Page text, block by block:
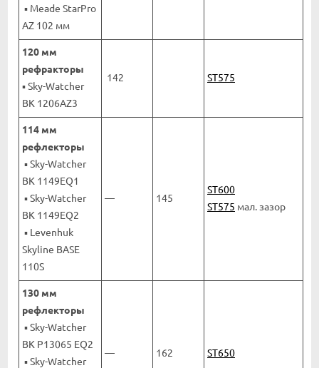
▪ Meade StarPro
AZ 102 мм
120 мм
рефракторы
▪ Sky-Watcher
BK 1206AZ3
142 ST575
114 мм
рефлекторы
▪ Sky-Watcher
BK 1149EQ1
▪ Sky-Watcher
BK 1149EQ2
▪ Levenhuk
Skyline BASE
110S
— 145
ST600
ST575 мал. зазор
130 мм
рефлекторы
▪ Sky-Watcher
BK P13065 EQ2
▪ Sky-Watcher
— 162 ST650